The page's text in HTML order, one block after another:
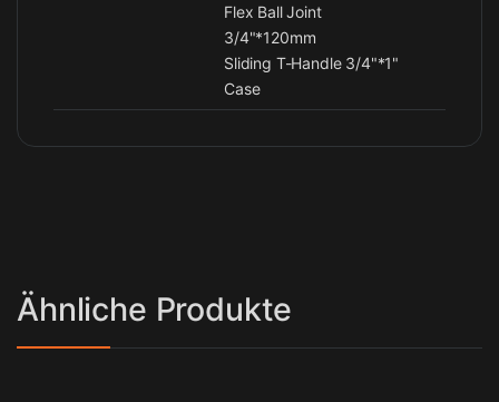
Flex Ball Joint
3/4"*120mm
Sliding T-Handle 3/4"*1"
Case
Ähnliche Produkte